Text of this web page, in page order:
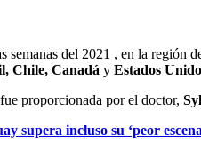
semanas del 2021 , en la región
Chile, Canadá y Estados
proporcionada por el doctor,
supera incluso su ‘peor